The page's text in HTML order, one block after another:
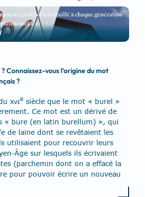
gratté et retravaillé à chaque génération
»
Connaissez-vous l’origine du mot
?
xᴠɪe siècle que le mot « burel »
Ce mot est un dérivé de
« bure (en latin burellum) », qui
de laine dont se revêtaient les
utilisaient pour recouvrir leurs
Âge sur lesquels ils écrivaient
(parchemin dont on a effacé la
pour pouvoir écrire un nouveau